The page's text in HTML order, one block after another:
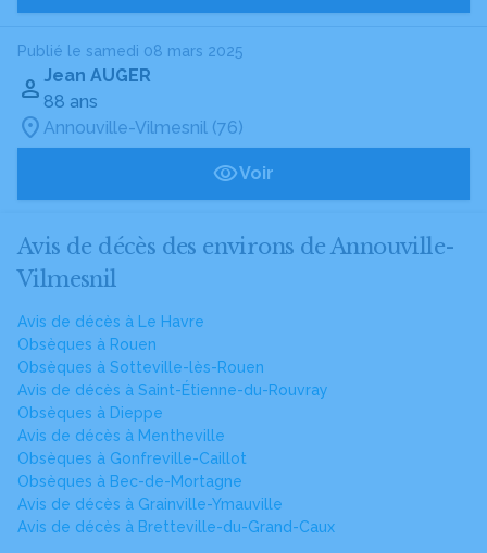
Publié le samedi 08 mars 2025
Jean AUGER
88 ans
Annouville-Vilmesnil (76)
Voir
Avis de décès des environs de Annouville-
Vilmesnil
Avis de décès à Le Havre
Obsèques à Rouen
Obsèques à Sotteville-lès-Rouen
Avis de décès à Saint-Étienne-du-Rouvray
Obsèques à Dieppe
Avis de décès à Mentheville
Obsèques à Gonfreville-Caillot
Obsèques à Bec-de-Mortagne
Avis de décès à Grainville-Ymauville
Avis de décès à Bretteville-du-Grand-Caux